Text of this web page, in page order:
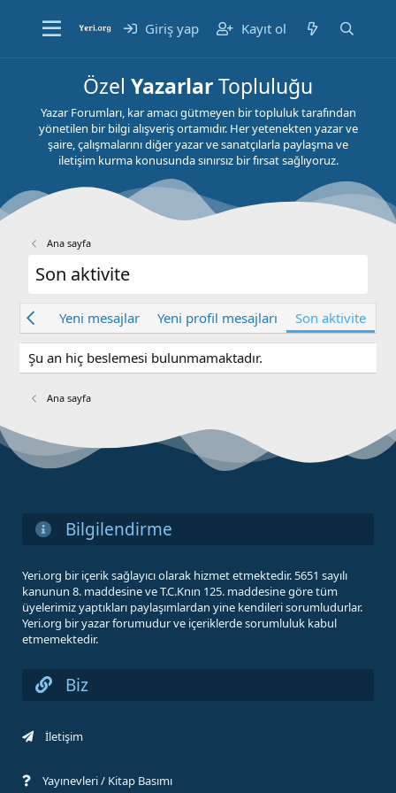
Giriş yap Kayıt ol
Özel YazarlarTopluluğu
Yazar Forumları, kar amacı gütmeyen bir topluluk tarafından
yönetilen bir bilgi alışveriş ortamıdır. Her yetenekten yazar ve
şaire, çalışmalarını diğer yazar ve sanatçılarla paylaşma ve
iletişim kurma konusunda sınırsız bir fırsat sağlıyoruz.
Ana sayfa
Son aktivite
yeni Yeni mesajlar Yeni profil mesajları Son aktivite
Şu an hiç beslemesi bulunmamaktadır.
Ana sayfa
Bilgilendirme
Yeri.org bir içerik sağlayıcı olarak hizmet etmektedir. 5651 sayılı
kanunun 8. maddesine ve T.C.Knın 125. maddesine göre tüm
üyelerimiz yaptıkları paylaşımlardan yine kendileri sorumludurlar.
Yeri.org bir yazar forumudur ve içeriklerde sorumluluk kabul
etmemektedir.
Biz
İletişim
Yayınevleri / Kitap Basımı